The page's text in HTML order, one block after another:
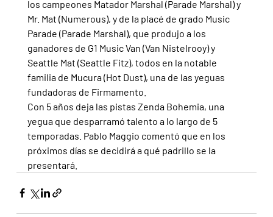
los campeones Matador Marshal (Parade Marshal) y
Mr. Mat (Numerous), y de la placé de grado Music
Parade (Parade Marshal), que produjo a los
ganadores de G1 Music Van (Van Nistelrooy) y
Seattle Mat (Seattle Fitz), todos en la notable
familia de Mucura (Hot Dust), una de las yeguas
fundadoras de Firmamento.
Con 5 años deja las pistas Zenda Bohemia, una
yegua que desparramó talento a lo largo de 5
temporadas. Pablo Maggio comentó que en los
próximos días se decidirá a qué padrillo se la
presentará.